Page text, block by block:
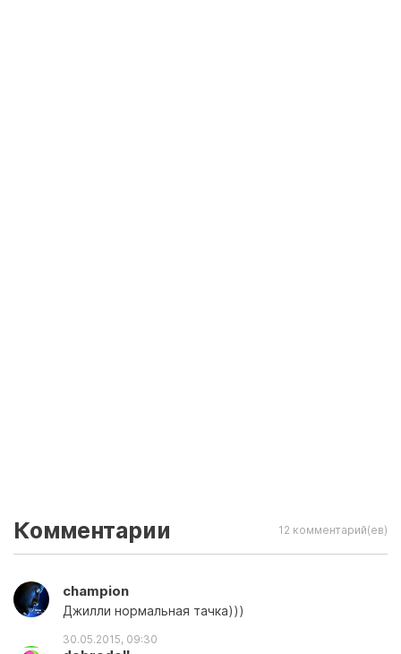
Комментарии 12 комментарий(ев)
champion
Джилли нормальная тачка)))
30.05.2015, 09:30